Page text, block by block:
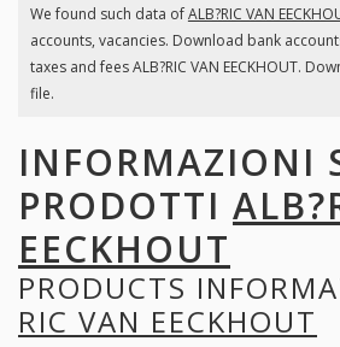
We found such data ofALB?RIC VAN
accounts, vacancies. Download bank
taxes and fees ALB?RIC VAN EECKHOUT.
file.
INFORMAZIONI
PRODOTTI
EECKHOUT
PRODUCTS
RIC VAN EECKHOUT